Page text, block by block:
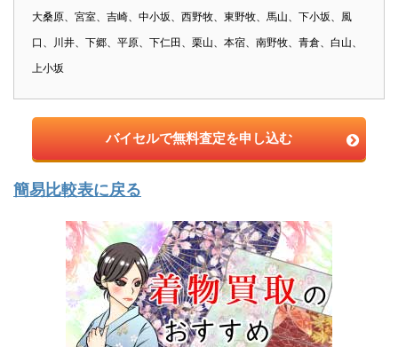
大桑原、宮室、吉崎、中小坂、西野牧、東野牧、馬山、下小坂、風
口、川井、下郷、平原、下仁田、栗山、本宿、南野牧、青倉、白山、
上小坂
バイセルで無料査定を申し込む
簡易比較表に戻る